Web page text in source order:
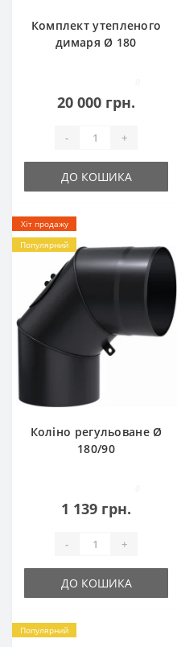
Комплект утепленого
димаря Ø 180
20 000 грн.
- +
ДО КОШИКА
Хіт продажу
Популярний
Коліно регульоване Ø
180/90
1 139 грн.
- +
ДО КОШИКА
Популярний